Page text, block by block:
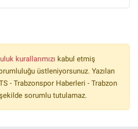
kurallarımızı kabul etmiş
üstleniyorsunuz. Yazılan
- Trabzonspor Haberleri - Trabzon
sorumlu tutulamaz.